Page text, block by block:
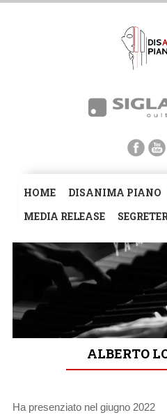
HOME DISANIMA PIANO
MEDIA RELEASE
ALBERTO
Ha presenziato nel giugno 2022